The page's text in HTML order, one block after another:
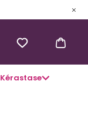
Kérastase
J’ACHÈTE